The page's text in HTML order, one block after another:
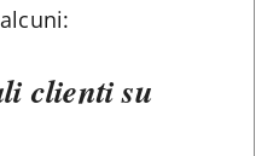
clienti su